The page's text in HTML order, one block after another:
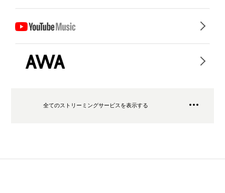
全てのストリーミングサービスを表示する